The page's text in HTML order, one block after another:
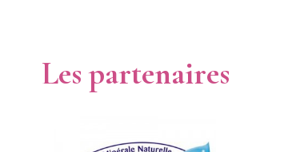
Les partenaires